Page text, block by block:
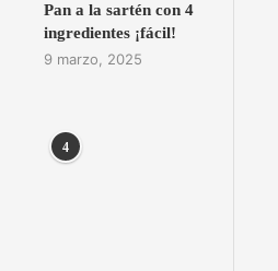
Pan a la sartén con 4
ingredientes ¡fácil!
9 marzo, 2025
4